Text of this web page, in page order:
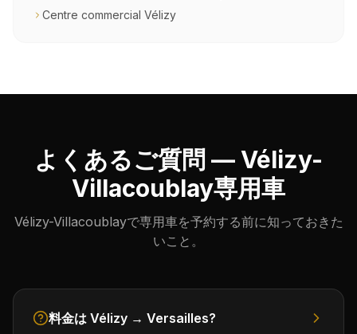
Centre commercial Vélizy
よくあるご質問 — Vélizy-
Villacoublay専用車
Vélizy-Villacoublayで専用車を予約する前に知っておきた
いこと。
料金は Vélizy → Versailles?